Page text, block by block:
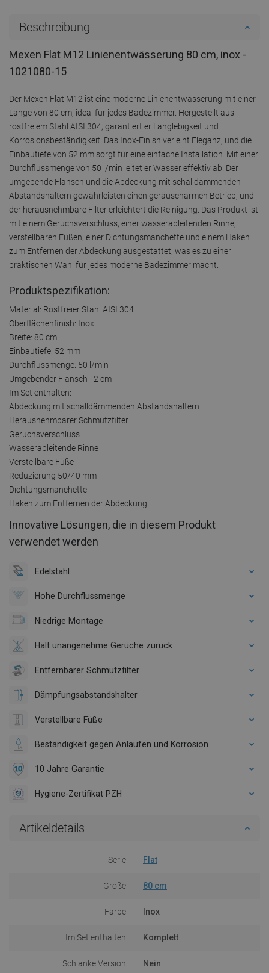
Beschreibung
Mexen Flat M12 Linienentwässerung 80 cm, inox -
1021080-15
Der Mexen Flat M12 ist eine moderne Linienentwässerung mit einer
Länge von 80 cm, ideal für jedes Badezimmer. Hergestellt aus
rostfreiem Stahl AISI 304, garantiert er Langlebigkeit und
Korrosionsbeständigkeit. Das Inox-Finish verleiht Eleganz, und die
Einbautiefe von 52 mm sorgt für eine einfache Installation. Mit einer
Durchflussmenge von 50 l/min leitet er Wasser effektiv ab. Der
umgebende Flansch und die Abdeckung mit schalldämmenden
Abstandshaltern gewährleisten einen geräuscharmen Betrieb, und
der herausnehmbare Filter erleichtert die Reinigung. Das Produkt ist
mit einem Geruchsverschluss, einer wasserableitenden Rinne,
verstellbaren Füßen, einer Dichtungsmanchette und einem Haken
zum Entfernen der Abdeckung ausgestattet, was es zu einer
praktischen Wahl für jedes moderne Badezimmer macht.
Produktspezifikation:
Material: Rostfreier Stahl AISI 304
Oberflächenfinish: Inox
Breite: 80 cm
Einbautiefe: 52 mm
Durchflussmenge: 50 l/min
Umgebender Flansch - 2 cm
Im Set enthalten:
Abdeckung mit schalldämmenden Abstandshaltern
Herausnehmbarer Schmutzfilter
Geruchsverschluss
Wasserableitende Rinne
Verstellbare Füße
Reduzierung 50/40 mm
Dichtungsmanchette
Haken zum Entfernen der Abdeckung
Innovative Lösungen, die in diesem Produkt
verwendet werden
Edelstahl
Hohe Durchflussmenge
Niedrige Montage
Hält unangenehme Gerüche zurück
Entfernbarer Schmutzfilter
Dämpfungsabstandshalter
Verstellbare Füße
Beständigkeit gegen Anlaufen und Korrosion
10 Jahre Garantie
Hygiene-Zertifikat PZH
Artikeldetails
Serie Flat
Größe 80 cm
Farbe Inox
Im Set enthalten Komplett
Schlanke Version Nein